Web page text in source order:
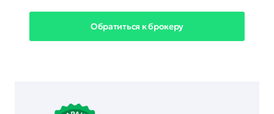
Обратиться к брокеру